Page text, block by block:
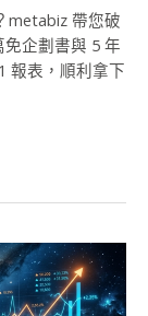
metabiz 帶您破
企劃書與 5 年
報表，順利拿下